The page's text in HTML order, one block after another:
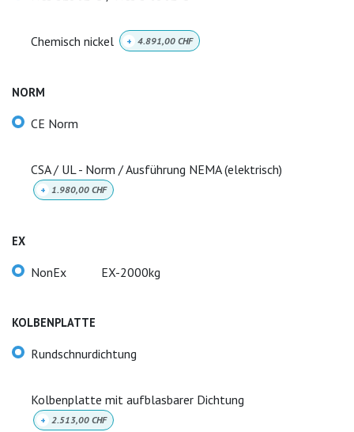
Chemisch nickel + 4.891,00 CHF
NORM
CE Norm
CSA / UL - Norm / Ausführung NEMA (elektrisch)
+ 1.980,00 CHF
EX
NonEx EX-2000kg
KOLBENPLATTE
Rundschnurdichtung
Kolbenplatte mit aufblasbarer Dichtung
+ 2.513,00 CHF